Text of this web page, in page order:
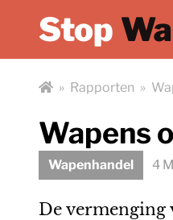
Stop
» Rapporten »
Wapens
Wapenhandel 4
De vermenging